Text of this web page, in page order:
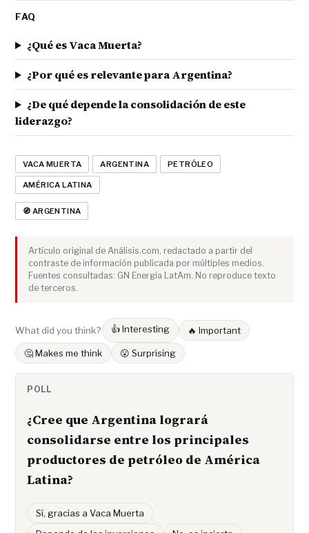
FAQ
¿Qué es Vaca Muerta?
¿Por qué es relevante para Argentina?
¿De qué depende la consolidación de este
liderazgo?
VACA MUERTA ARGENTINA PETRÓLEO
AMÉRICA LATINA
🧭 ARGENTINA
Artículo original de Análisis.com, redactado a partir del
contraste de información publicada por múltiples medios.
Fuentes consultadas: GN Energía LatAm. No reproduce texto
de terceros.
What did you think? 👍 Interesting 🔥 Important
🤔 Makes me think 😮 Surprising
POLL
¿Cree que Argentina logrará
consolidarse entre los principales
productores de petróleo de América
Latina?
Sí, gracias a Vaca Muerta